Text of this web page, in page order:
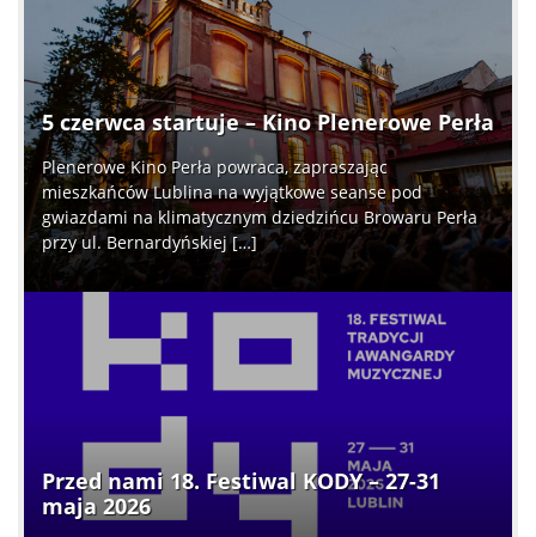
5 czerwca startuje – Kino Plenerowe Perła
Plenerowe Kino Perła powraca, zapraszając
mieszkańców Lublina na wyjątkowe seanse pod
gwiazdami na klimatycznym dziedzińcu Browaru Perła
przy ul. Bernardyńskiej […]
Przed nami 18. Festiwal KODY – 27-31
maja 2026